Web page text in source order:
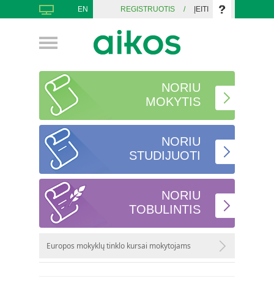
EN REGISTRUOTIS / ĮEITI
NORIU
MOKYTIS
NORIU
STUDIJUOTI
NORIU
TOBULINTIS
Europos mokyklų tinklo kursai mokytojams